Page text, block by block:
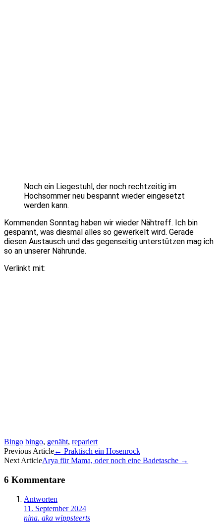
Noch ein Liegestuhl, der noch rechtzeitig im
Hochsommer neu bespannt wieder eingesetzt
werden kann.
Kommenden Sonntag haben wir wieder Nähtreff. Ich bin
gespannt, was diesmal alles so gewerkelt wird. Gerade
diesen Austausch und das gegenseitig unterstützen mag ich
so an unserer Nährunde.
Verlinkt mit:
Bingo bingo, genäht, repariert
Artikel-
Navigation
Previous Article← Praktisch ein Hosenrock
Next ArticleArya für Mama, oder noch eine Badetasche →
6 Kommentare
Antworten
11. September 2024
nina. aka wippsteerts